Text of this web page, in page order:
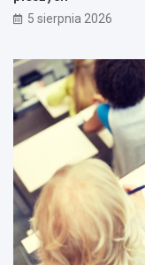
5 sierpnia 2026